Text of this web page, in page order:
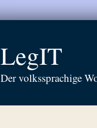
LegIT
Der volkssprachige